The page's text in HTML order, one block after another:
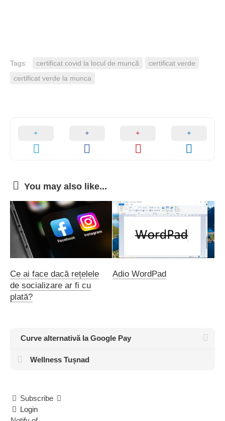
Tags: certificat covid la locul de muncă
certificat verde
certificat verde la munca
You may also like...
Ce ai face dacă rețelele
de socializare ar fi cu
plată?
Adio WordPad
Curve alternativă la Google Pay
Wellness Tușnad
Subscribe
Login